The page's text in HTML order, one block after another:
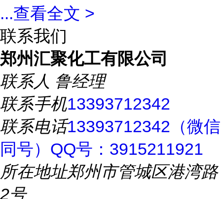
...查看全文 >
联系我们
郑州汇聚化工有限公司
联系人 鲁经理
联系手机13393712342
联系电话13393712342（微信
同号）QQ号：3915211921
所在地址郑州市管城区港湾路
2号